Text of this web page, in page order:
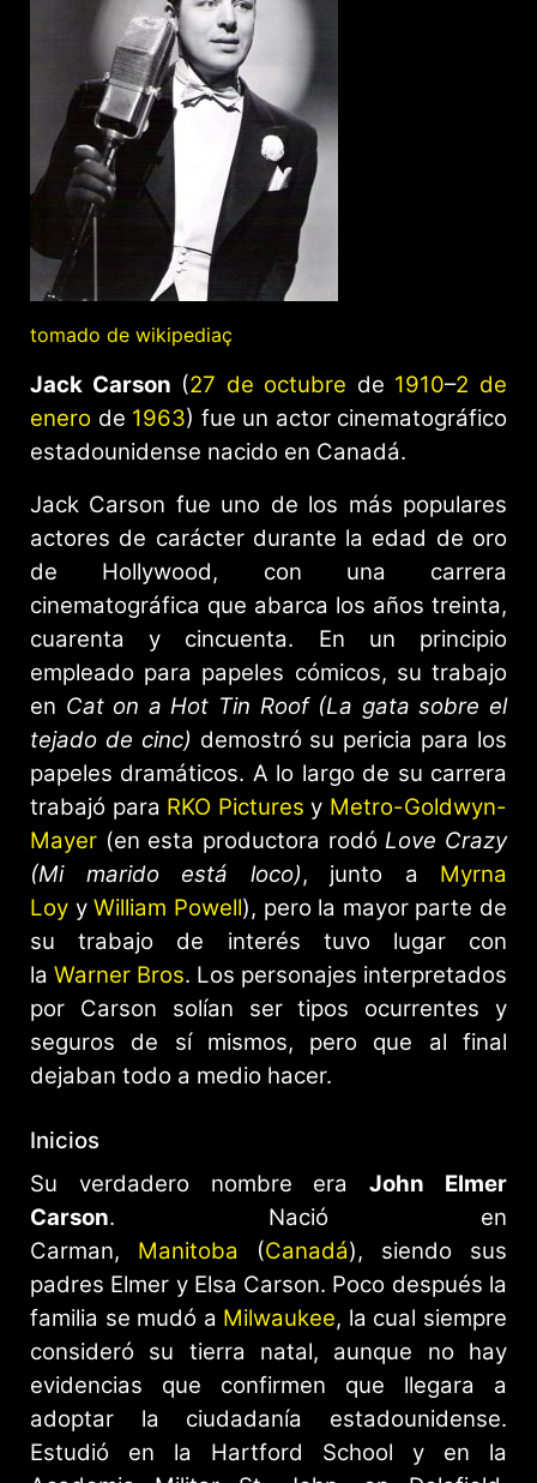
tomado de wikipediaç
Jack Carson (27 de octubre de 1910–2 de
enero de 1963) fue un actor cinematográfico
estadounidense nacido en Canadá.
Jack Carson fue uno de los más populares
actores de carácter durante la edad de oro
de Hollywood, con una carrera
cinematográfica que abarca los años treinta,
cuarenta y cincuenta. En un principio
empleado para papeles cómicos, su trabajo
en Cat on a Hot Tin Roof (La gata sobre el
tejado de cinc) demostró su pericia para los
papeles dramáticos. A lo largo de su carrera
trabajó para RKO Pictures y Metro-Goldwyn-
Mayer (en esta productora rodóLove Crazy
(Mi marido está loco), junto a Myrna
Loy yWilliam Powell), pero la mayor parte de
su trabajo de interés tuvo lugar con
la Warner Bros. Los personajes interpretados
por Carson solían ser tipos ocurrentes y
seguros de sí mismos, pero que al final
dejaban todo a medio hacer.
Inicios
Su verdadero nombre eraJohn Elmer
Carson. Nació en
Carman, Manitoba (Canadá), siendo sus
padres Elmer y Elsa Carson. Poco después la
familia se mudó a Milwaukee, la cual siempre
consideró su tierra natal, aunque no hay
evidencias que confirmen que llegara a
adoptar la ciudadanía estadounidense.
Estudió en la Hartford School y en la